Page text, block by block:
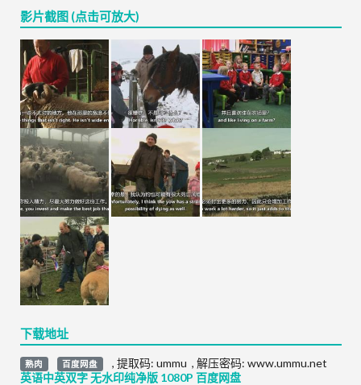
影片截图 (点击可放大)
下载地址
熟肉 百度网盘
英语中英双字 无水印纯净版 1080P 百度网盘
, 提取码: ummu , 解压密码: www.ummu.net